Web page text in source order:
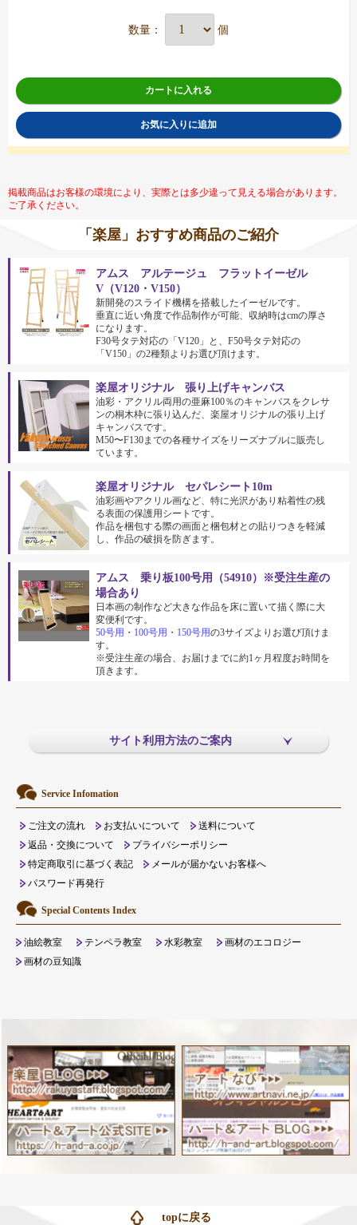
数量： 個
カートに入れる
お気に入りに追加
掲載商品はお客様の環境により、実際とは多少違って見える場合があります。
ご了承ください。
「楽屋」おすすめ商品のご紹介
アムス アルテージュ フラットイーゼル
V（V120・V150）
新開発のスライド機構を搭載したイーゼルです。
垂直に近い角度で作品制作が可能、収納時はcmの厚さ
になります。
F30号タテ対応の「V120」と、F50号タテ対応の
「V150」の2種類よりお選び頂けます。
楽屋オリジナル 張り上げキャンバス
油彩・アクリル両用の亜麻100％のキャンバスをクレサ
ンの桐木枠に張り込んだ、楽屋オリジナルの張り上げ
キャンバスです。
M50〜F130までの各種サイズをリーズナブルに販売し
ています。
楽屋オリジナル セパレシート10m
油彩画やアクリル画など、特に光沢があり粘着性の残
る表面の保護用シートです。
作品を梱包する際の画面と梱包材との貼りつきを軽減
し、作品の破損を防ぎます。
アムス 乗り板100号用（54910）※受注生産の
場合あり
日本画の制作など大きな作品を床に置いて描く際に大
変便利です。
50号用 ・ 100号用 ・ 150号用の3サイズよりお選び頂けま
す。
※受注生産の場合、お届けまでに約1ヶ月程度お時間を
頂きます。
サイト利用方法のご案内
Service Infomation
ご注文の流れ お支払いについて
送料について
返品・交換について
プライバシーポリシー
特定商取引に基づく表記
メールが届かないお客様へ
パスワード再発行
Special Contents Index
油絵教室 テンペラ教室 水彩教室
画材のエコロジー
画材の豆知識
topに戻る